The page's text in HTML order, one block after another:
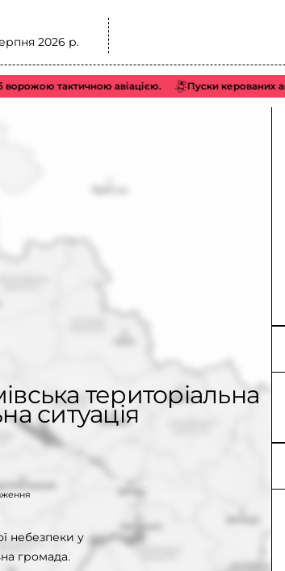
2026 р.
тактичною авіацією. Пуски керованих
територіальна
ситуація
небезпеки у
громада.